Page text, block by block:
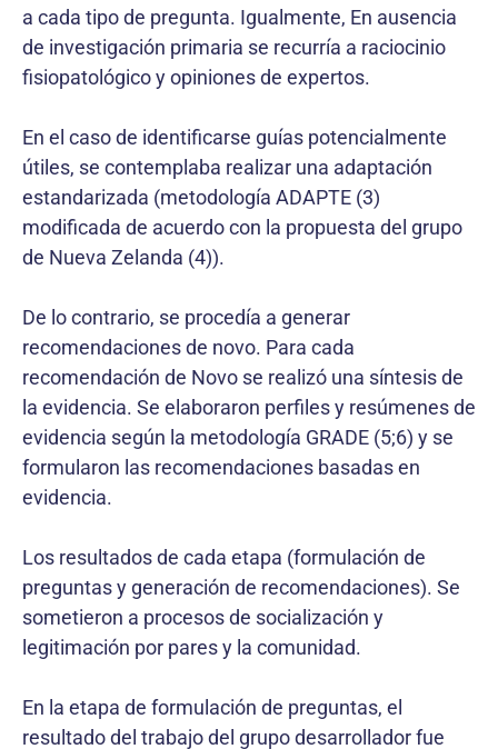
a cada tipo de pregunta. Igualmente, En ausencia
de investigación primaria se recurría a raciocinio
fisiopatológico y opiniones de expertos.
En el caso de identificarse guías potencialmente
útiles, se contemplaba realizar una adaptación
estandarizada (metodología ADAPTE (3)
modificada de acuerdo con la propuesta del grupo
de Nueva Zelanda (4)).
De lo contrario, se procedía a generar
recomendaciones de novo. Para cada
recomendación de Novo se realizó una síntesis de
la evidencia. Se elaboraron perfiles y resúmenes de
evidencia según la metodología GRADE (5;6) y se
formularon las recomendaciones basadas en
evidencia.
Los resultados de cada etapa (formulación de
preguntas y generación de recomendaciones). Se
sometieron a procesos de socialización y
legitimación por pares y la comunidad.
En la etapa de formulación de preguntas, el
resultado del trabajo del grupo desarrollador fue